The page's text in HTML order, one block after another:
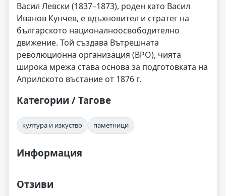
Васил Левски (1837–1873), роден като Васил
Иванов Кунчев, е вдъхновител и стратег на
българското националноосвободително
движение. Той създава Вътрешната
революционна организация (ВРО), чията
широка мрежа става основа за подготовката на
Априлското въстание от 1876 г.
Категории / Тагове
култура и изкуство паметници
Информация
Отзиви